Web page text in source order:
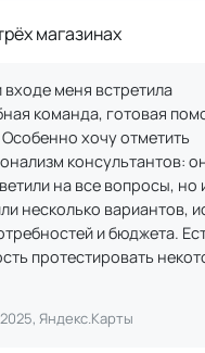
магазинах
входе меня встретила
команда, готовая
хочу отметить
консультантов:
на все вопросы, но
несколько вариантов,
и бюджета.
протестировать
Яндекс.Карты